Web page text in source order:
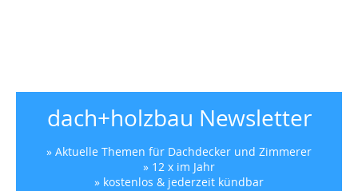
dach+holzbau Newsletter
» Aktuelle Themen für Dachdecker und Zimmerer
» 12 x im Jahr
» kostenlos & jederzeit kündbar